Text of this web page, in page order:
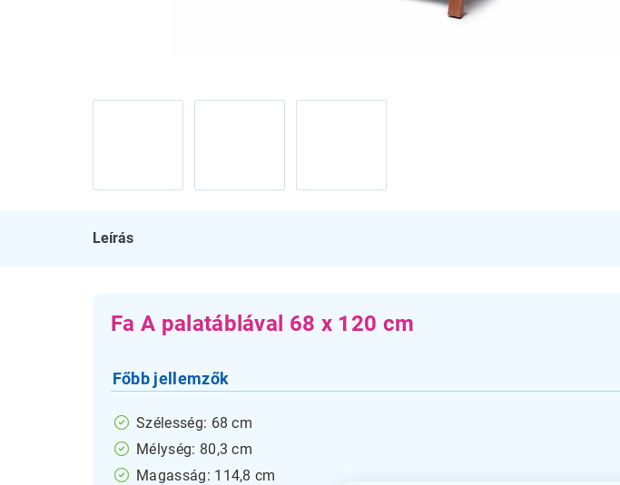
Leírás
Fa A palatáblával 68 x 120 cm
Főbb jellemzők
Szélesség: 68 cm
Mélység: 80,3 cm
Magasság: 114,8 cm